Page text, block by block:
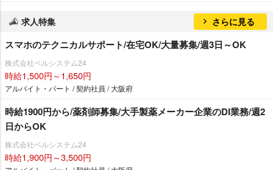
求人特集 さらに見る
スマホのテクニカルサポート/在宅OK/大量募集/週3日～OK
株式会社ベルシステム24
時給1,500円～1,650円
アルバイト・パート / 契約社員 / 大阪府
時給1900円から/薬剤師募集/大手製薬メーカー企業のDI業務/週2
日からOK
株式会社ベルシステム24
時給1,900円～3,500円